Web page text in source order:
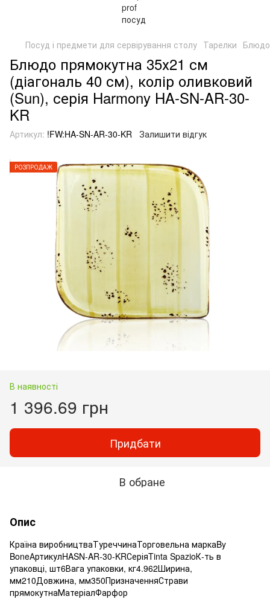
Посуд і предмети для сервірування столу Тарелки Блюдо
Блюдо прямокутна 35х21 см
(діагональ 40 см), колір оливковий
(Sun), серія Harmony HA-SN-AR-30-
KR
Артикул: !FW:HA-SN-AR-30-KR Залишити відгук
РОЗПРОДАЖ
В наявності
1 396.69 грн
Придбати
В обране
Опис
Країна виробництваТуреччинаТорговельна маркаBy
BoneАртикулHASN-AR-30-KRСеріяTinta SpazioК-ть в
упаковці, шт6Вага упаковки, кг4.962Ширина,
мм210Довжина, мм350ПризначенняСтрави
прямокутнаМатеріалФарфор